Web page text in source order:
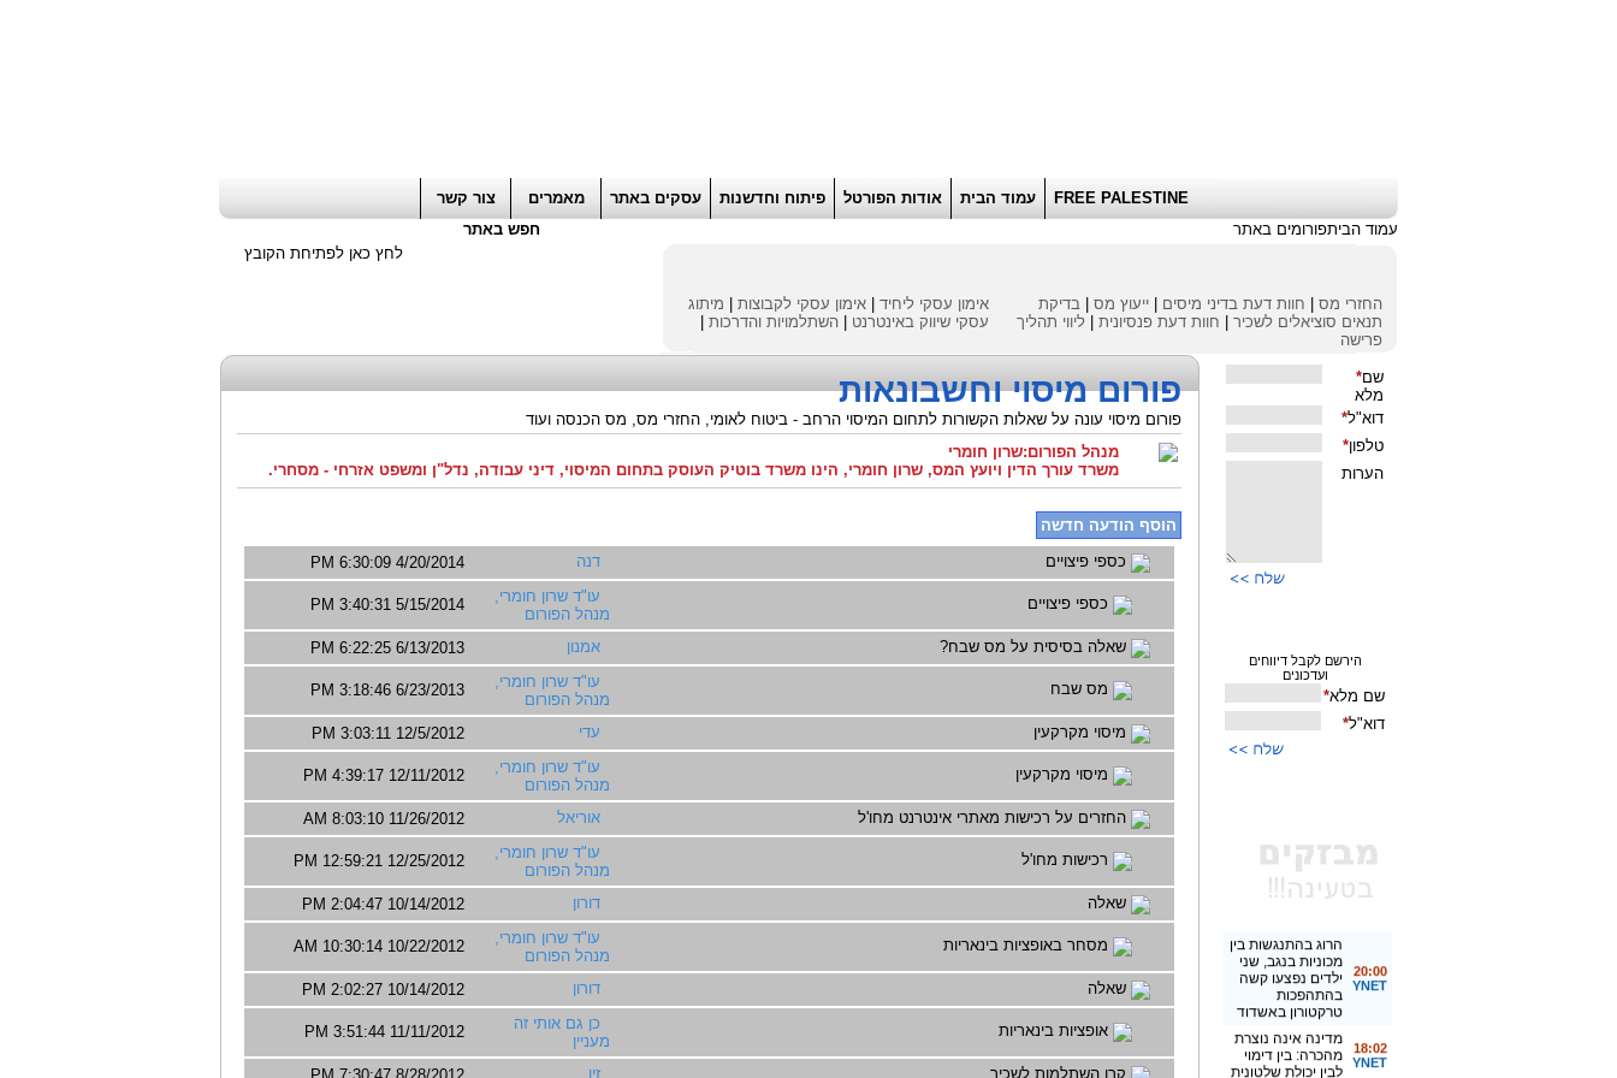
FREE PALESTINE עמוד הבית אודות הפורטל פיתוח וחדשנות עסקים באתר מאמרים
צור קשר
עמוד הביתפורומים באתר חפש באתר
החזרי מס חוות דעת בדיני מיסים ייעוץ מס
בדיקת
תנאים סוציאלים לשכיר
חוות דעת פנסיונית
ליווי תהליך
פרישה
אימון עסקי ליחיד אימון עסקי לקבוצות
מיתוג
עסקי שיווק באינטרנט השתלמויות והדרכות
לחץ כאן לפתיחת הקובץ
פורום מיסוי וחשבונאות
פורום מיסוי עונה על שאלות הקשורות לתחום המיסוי הרחב - ביטוח לאומי, החזרי מס, מס הכנסה ועוד
מנהל הפורום:שרון חומרי
משרד עורך הדין ויועץ המס, שרון חומרי, הינו משרד בוטיק העוסק בתחום המיסוי, דיני עבודה, נדל"ן ומשפט אזרחי - מסחרי.
כספי פיצויים דנה 4/20/2014 6:30:09 PM
כספי פיצויים
עו"ד שרון חומרי,
מנהל הפורום
5/15/2014 3:40:31 PM
שאלה בסיסית על מס שבח? אמנון 6/13/2013 6:22:25 PM
מס שבח
עו"ד שרון חומרי,
מנהל הפורום
6/23/2013 3:18:46 PM
מיסוי מקרקעין עדי 12/5/2012 3:03:11 PM
מיסוי מקרקעין
עו"ד שרון חומרי,
מנהל הפורום
12/11/2012 4:39:17 PM
החזרים על רכישות מאתרי אינטרנט מחו'ל אוריאל 11/26/2012 8:03:10 AM
רכישות מחו'ל
עו"ד שרון חומרי,
מנהל הפורום
12/25/2012 12:59:21 PM
שאלה דורון 10/14/2012 2:04:47 PM
מסחר באופציות בינאריות
עו"ד שרון חומרי,
מנהל הפורום
10/22/2012 10:30:14 AM
שאלה דורון 10/14/2012 2:02:27 PM
אופציות בינאריות
כן גם אותי זה
מעניין
11/11/2012 3:51:44 PM
קרן השתלמות לשכיר זיו